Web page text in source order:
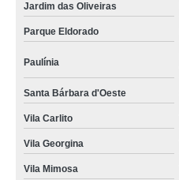
Jardim das Oliveiras
Parque Eldorado
Paulínia
Santa Bárbara d'Oeste
Vila Carlito
Vila Georgina
Vila Mimosa